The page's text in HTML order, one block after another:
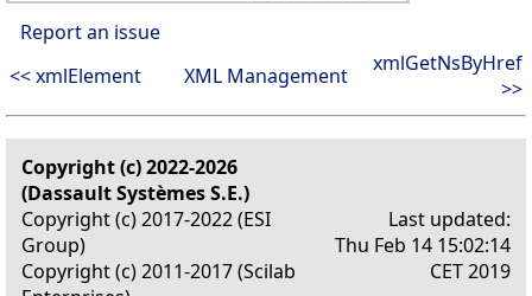
Report an issue
<< xmlElement
XML Management
xmlGetNsByHref
>>
Copyright (c) 2022-2026
(Dassault Systèmes S.E.)
Copyright (c) 2017-2022 (ESI
Group)
Copyright (c) 2011-2017 (Scilab
Last updated:
Thu Feb 14 15:02:14
CET 2019